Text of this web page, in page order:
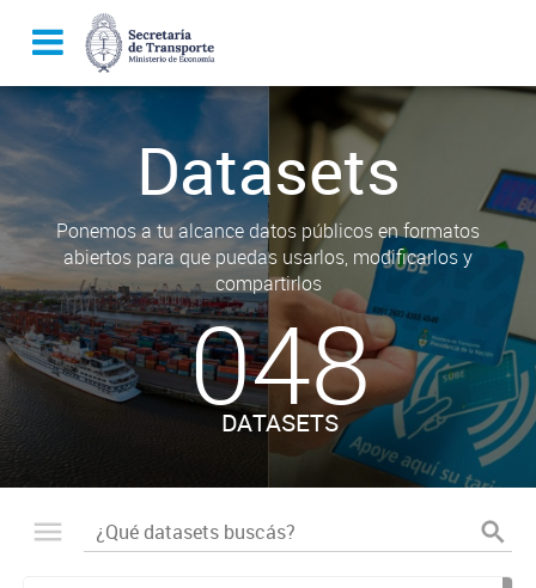
Datasets
Ponemos a tu alcance datos públicos en formatos
abiertos para que puedas usarlos, modificarlos y
compartirlos
048
DATASETS